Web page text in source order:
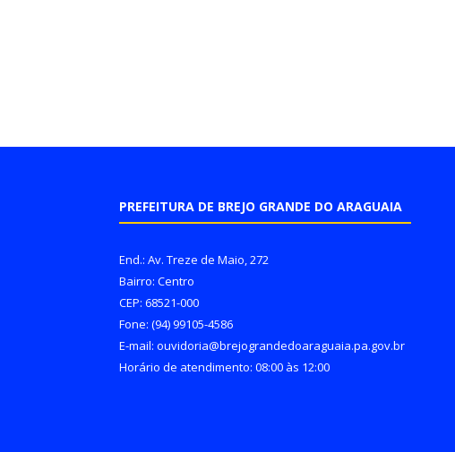
PREFEITURA DE BREJO GRANDE DO ARAGUAIA
End.: Av. Treze de Maio, 272
Bairro: Centro
CEP: 68521-000
Fone: (94) 99105-4586
E-mail: ouvidoria@brejograndedoaraguaia.pa.gov.br
Horário de atendimento: 08:00 às 12:00